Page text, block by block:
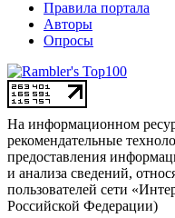
Правила портала
Авторы
Опросы
На информационном
рекомендательные
предоставления
и анализа сведений,
пользователей сети
Российской Федерации)